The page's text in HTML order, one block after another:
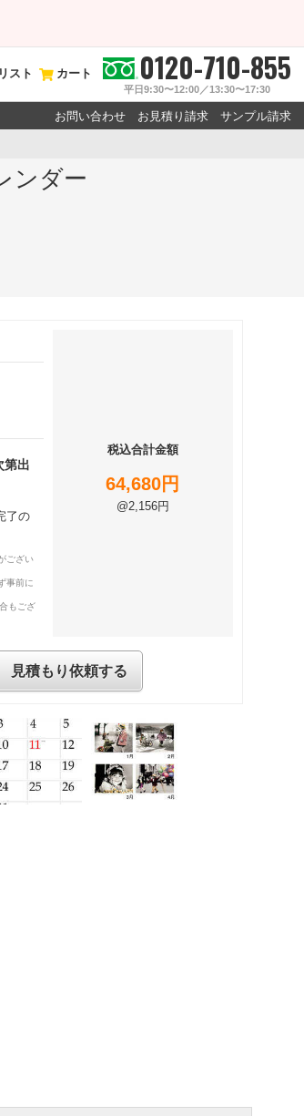
スト カート 0120-710-855
平日9:30〜12:00／13:30〜17:30
お問い合わせ お見積り請求 サンプル請求
ンダー
第出
了の
ござい
事前に
もござ
税込合計金額
64,680円
@2,156円
見積もり依頼する